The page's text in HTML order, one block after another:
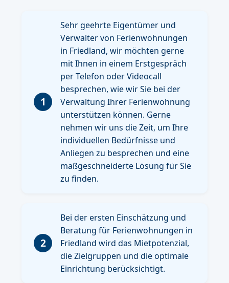
1
Sehr geehrte Eigentümer und
Verwalter von Ferienwohnungen
in Friedland, wir möchten gerne
mit Ihnen in einem Erstgespräch
per Telefon oder Videocall
besprechen, wie wir Sie bei der
Verwaltung Ihrer Ferienwohnung
unterstützen können. Gerne
nehmen wir uns die Zeit, um Ihre
individuellen Bedürfnisse und
Anliegen zu besprechen und eine
maßgeschneiderte Lösung für Sie
zu finden.
2
Bei der ersten Einschätzung und
Beratung für Ferienwohnungen in
Friedland wird das Mietpotenzial,
die Zielgruppen und die optimale
Einrichtung berücksichtigt.